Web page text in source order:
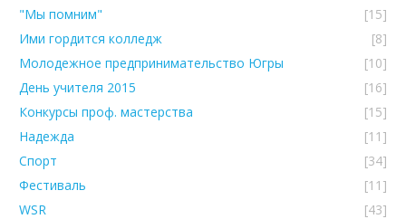
"Мы помним"
[15]
Ими гордится колледж
[8]
Молодежное предпринимательство Югры
[10]
День учителя 2015
[16]
Конкурсы проф. мастерства
[15]
Надежда
[11]
Спорт
[34]
Фестиваль
[11]
WSR
[43]